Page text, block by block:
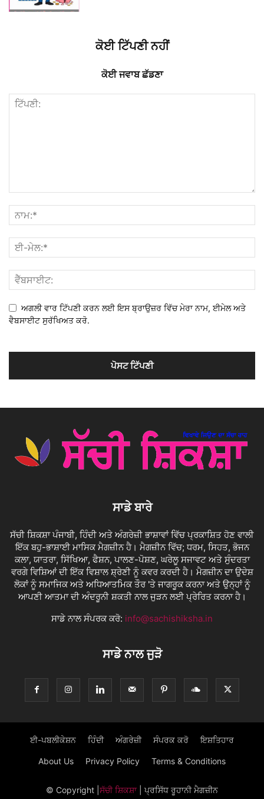
ਕੋਈ ਟਿੱਪਣੀ ਨਹੀਂ
ਕੋਈ ਜਵਾਬ ਛੱਡਣਾ
ਅਗਲੀ ਵਾਰ ਟਿੱਪਣੀ ਕਰਨ ਲਈ ਇਸ ਬ੍ਰਾਉਜ਼ਰ ਵਿੱਚ ਮੇਰਾ ਨਾਮ, ਈਮੇਲ ਅਤੇ
ਵੈਬਸਾਈਟ ਸੁਰੱਖਿਅਤ ਕਰੋ.
ਸਾਡੇ ਬਾਰੇ
ਸੱਚੀ ਸ਼ਿਕਸ਼ਾ ਪੰਜਾਬੀ, ਹਿੰਦੀ ਅਤੇ ਅੰਗਰੇਜ਼ੀ ਭਾਸ਼ਾਵਾਂ ਵਿੱਚ ਪ੍ਰਕਾਸ਼ਿਤ ਹੋਣ ਵਾਲੀ
ਇੱਕ ਬਹੁ-ਭਾਸ਼ਾਈ ਮਾਸਿਕ ਮੈਗਜ਼ੀਨ ਹੈ। ਮੈਗਜ਼ੀਨ ਵਿੱਚ; ਧਰਮ, ਸਿਹਤ, ਭੋਜਨ
ਕਲਾ, ਯਾਤਰਾ, ਸਿੱਖਿਆ, ਫੈਸ਼ਨ, ਪਾਲਣ-ਪੋਸ਼ਣ, ਘਰੇਲੂ ਸਜਾਵਟ ਅਤੇ ਸੁੰਦਰਤਾ
ਵਰਗੇ ਵਿਸ਼ਿਆਂ ਦੀ ਇੱਕ ਵਿਸ਼ਾਲ ਸ਼੍ਰੇਣੀ ਨੂੰ ਕਵਰ ਕਰਦੀ ਹੈ। ਮੈਗਜ਼ੀਨ ਦਾ ਉਦੇਸ਼
ਲੋਕਾਂ ਨੂੰ ਸਮਾਜਿਕ ਅਤੇ ਅਧਿਆਤਮਿਕ ਤੌਰ 'ਤੇ ਜਾਗਰੂਕ ਕਰਨਾ ਅਤੇ ਉਨ੍ਹਾਂ ਨੂੰ
ਆਪਣੀ ਆਤਮਾ ਦੀ ਅੰਦਰੂਨੀ ਸ਼ਕਤੀ ਨਾਲ ਜੁੜਨ ਲਈ ਪ੍ਰੇਰਿਤ ਕਰਨਾ ਹੈ।
ਸਾਡੇ ਨਾਲ ਸੰਪਰਕ ਕਰੋ: info@sachishiksha.in
ਸਾਡੇ ਨਾਲ ਜੁੜੋ
ਈ-ਪਬਲੀਕੇਸ਼ਨ ਹਿੰਦੀ ਅੰਗਰੇਜ਼ੀ ਸੰਪਰਕ ਕਰੋ ਇਸ਼ਤਿਹਾਰ
About Us Privacy Policy Terms & Conditions
© Copyright ਸੱਚੀ ਸ਼ਿਕਸ਼ਾ| ਪ੍ਰਸਿੱਧ ਰੂਹਾਨੀ ਮੈਗਜ਼ੀਨ